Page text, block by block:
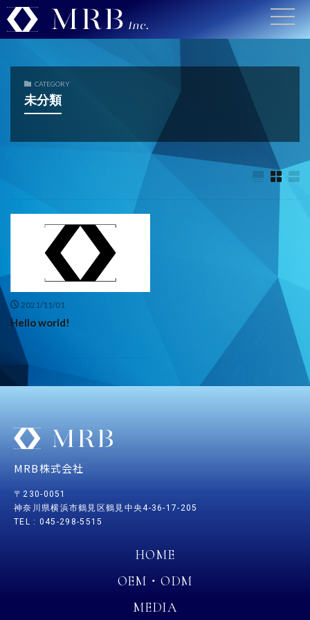
CATEGORY
未分類
2021/11/01
Hello world!
MRB株式会社
〒230-0051
神奈川 県横浜市鶴見区鶴見中央4-36-17-205
TEL : 045-298-5515
HOME
OEM・ODM
MEDIA